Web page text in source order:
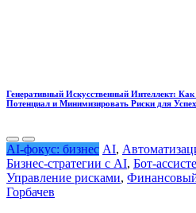
Генеративный Искусственный Интеллект:
Потенциал и Минимизировать Риски для
AI-фокус: бизнес AI,
Бизнес-стратегии с AI, Бот-
Управление рисками,
Горбачев